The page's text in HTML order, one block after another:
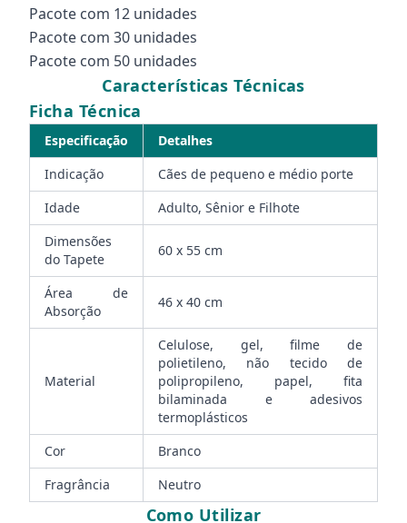
Pacote com 12 unidades
Pacote com 30 unidades
Pacote com 50 unidades
Características Técnicas
Ficha Técnica
Especificação
Detalhes
Indicação
Cães de pequeno e médio porte
Idade
Adulto, Sênior e Filhote
Dimensões
do Tapete
60 x 55 cm
Área de
Absorção
46 x 40 cm
Material
Celulose, gel, filme de
polietileno, não tecido de
polipropileno, papel, fita
bilaminada e adesivos
termoplásticos
Cor
Branco
Fragrância
Neutro
Como Utilizar